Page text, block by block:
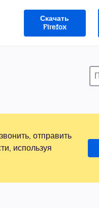
Скачать
Firefox
отправить
используя